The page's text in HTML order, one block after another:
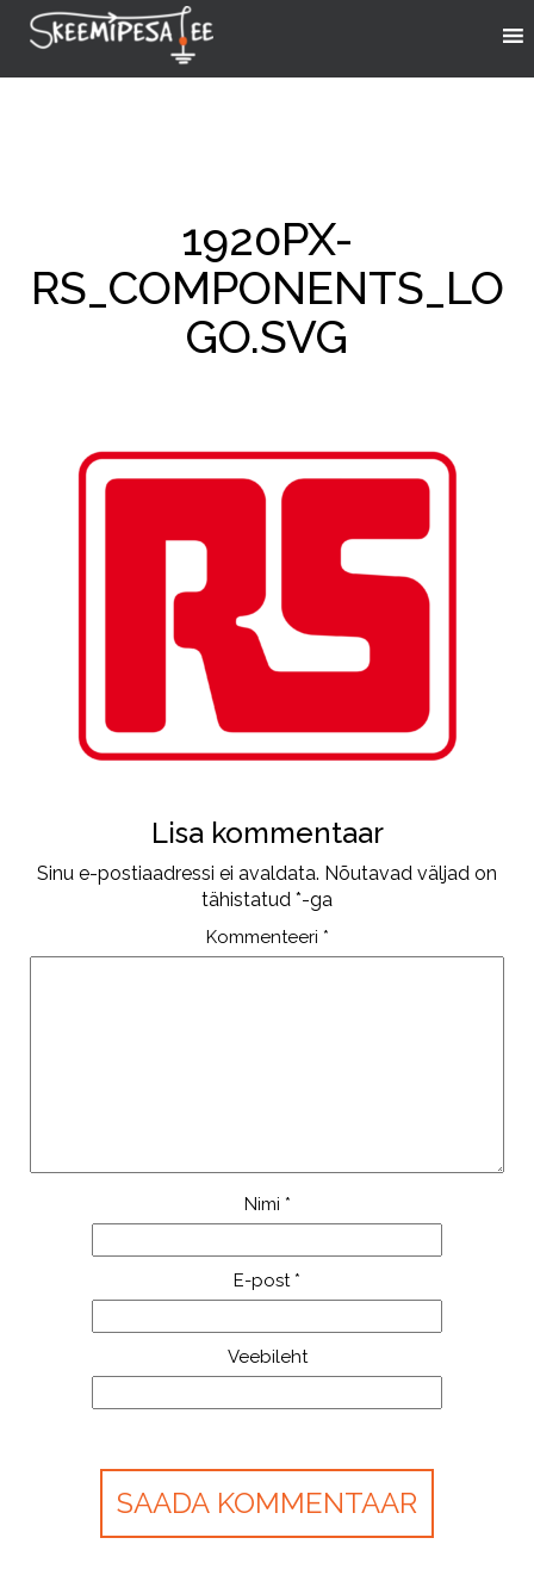
1920PX-
RS_COMPONENTS_LO
GO.SVG
Lisa kommentaar
Sinu e-postiaadressi ei avaldata. Nõutavad väljad on
tähistatud *-ga
Kommenteeri *
Nimi *
E-post *
Veebileht